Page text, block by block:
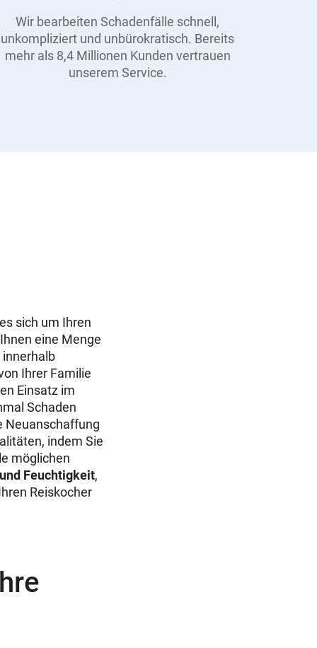
Wir bearbeiten Schadenfälle schnell,
unkompliziert und unbürokratisch. Bereits
mehr als 8,4 Millionen Kunden vertrauen
unserem Service.
sich um Ihren
eine Menge
innerhalb
Ihrer Familie
Einsatz im
Schaden
Neuanschaffung
indem Sie
möglichen
Feuchtigkeit,
Reiskocher